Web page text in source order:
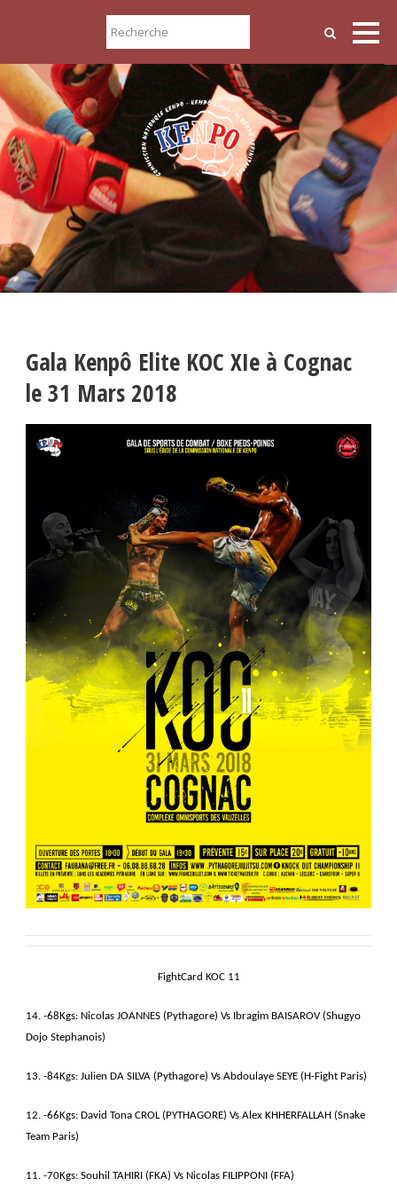
Gala Kenpô Elite KOC XIe à Cognac
le 31 Mars 2018
FightCard KOC 11
14. -68Kgs: Nicolas JOANNES (Pythagore) Vs Ibragim BAISAROV (Shugyo
Dojo Stephanois)
13. -84Kgs: Julien DA SILVA (Pythagore) Vs Abdoulaye SEYE (H-Fight Paris)
12. -66Kgs: David Tona CROL (PYTHAGORE) Vs Alex KHHERFALLAH (Snake
Team Paris)
11. -70Kgs: Souhil TAHIRI (FKA) Vs Nicolas FILIPPONI (FFA)